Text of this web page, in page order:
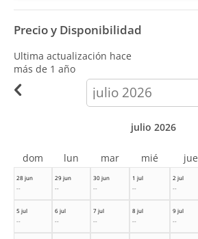
Precio y Disponibilidad
Ultima actualización hace
más de 1 año
calendar-
month
28 jun
--
29 jun
--
30 jun
--
1 jul
--
2 jul
--
5 jul
--
6 jul
--
7 jul
--
8 jul
--
9 jul
--
julio 2026
dom lun mar mié jue